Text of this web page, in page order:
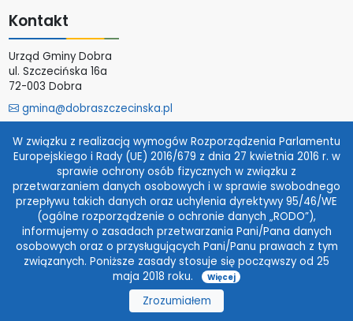
Kontakt
Urząd Gminy Dobra
ul. Szczecińska 16a
72-003 Dobra
gmina@dobraszczecinska.pl
Tu jesteśmy
Social media
Serwisy publiczne
W związku z realizacją wymogów Rozporządzenia Parlamentu
Europejskiego i Rady (UE) 2016/679 z dnia 27 kwietnia 2016 r. w
sprawie ochrony osób fizycznych w związku z
przetwarzaniem danych osobowych i w sprawie swobodnego
przepływu takich danych oraz uchylenia dyrektywy 95/46/WE
(ogólne rozporządzenie o ochronie danych „RODO”),
informujemy o zasadach przetwarzania Pani/Pana danych
osobowych oraz o przysługujących Pani/Panu prawach z tym
związanych. Poniższe zasady stosuje się począwszy od 25
maja 2018 roku.
Więcej
Zrozumiałem